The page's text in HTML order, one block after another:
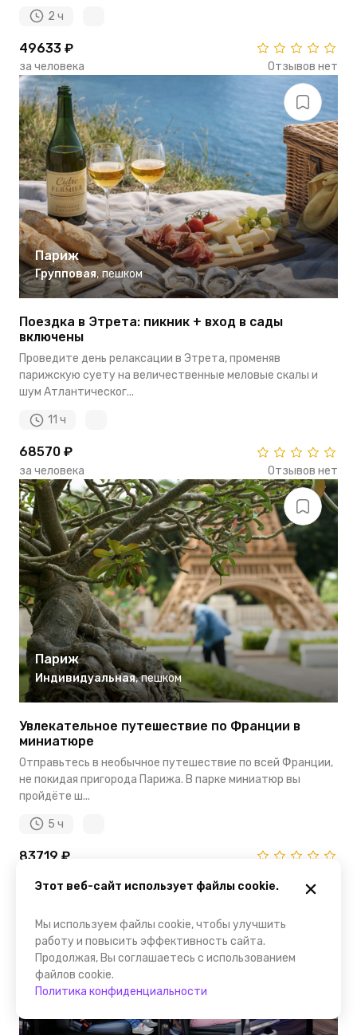
2 ч
49633 ₽
за человека Отзывов нет
Париж
Групповая, пешком
Поездка в Этрета: пикник + вход в сады
включены
Проведите день релаксации в Этрета, променяв
парижскую суету на величественные меловые скалы и
шум Атлантическог...
11 ч
68570 ₽
за человека Отзывов нет
Париж
Индивидуальная, пешком
Увлекательное путешествие по Франции в
миниатюре
Отправьтесь в необычное путешествие по всей Франции,
не покидая пригорода Парижа. В парке миниатюр вы
пройдёте ш...
5 ч
83719 ₽
Этот веб-сайт использует файлы cookie.
Мы используем файлы cookie, чтобы улучшить
работу и повысить эффективность сайта.
Продолжая, Вы соглашаетесь с использованием
файлов cookie.
Политика конфиденциальности